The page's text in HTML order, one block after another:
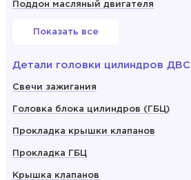
Поддон масляный двигателя
Показать все
Детали головки цилиндров ДВС
Свечи зажигания
Головка блока цилиндров (ГБЦ)
Прокладка крышки клапанов
Прокладка ГБЦ
Крышка клапанов